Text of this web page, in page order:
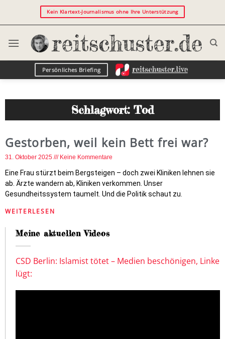
Kein Klartext-Journalismus ohne Ihre Unterstützung
Persönliches Briefing
Schlagwort: Tod
Gestorben, weil kein Bett frei war?
31. Oktober 2025 Keine Kommentare
Eine Frau stürzt beim Bergsteigen – doch zwei Kliniken lehnen sie
ab. Ärzte wandern ab, Kliniken verkommen. Unser
Gesundheitssystem taumelt. Und die Politik schaut zu.
WEITERLESEN
Meine aktuellen Videos
CSD Berlin: Islamist tötet – Medien beschönigen, Linke
lügt: